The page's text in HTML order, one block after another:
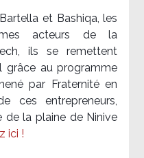
et Bashiqa, les
acteurs de la
ils se remettent
grâce au programme
par Fraternité en
ces entrepreneurs,
de la plaine de Ninive
ici !